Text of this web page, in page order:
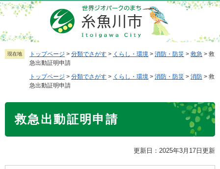
ペ
ー
ジ
の
先
メ
ニ
ュ
ー
を
へ
現在地 トップページ > 分類でさがす > くらし・環境 > 消防・防災 > 救急 > 救
急出動証明申請
トップページ > 分類でさがす > くらし・環境 > 消防・防災 > 消防 > 救
急出動証明申請
救急出動証明申請
更新日：2025年3月17日更新